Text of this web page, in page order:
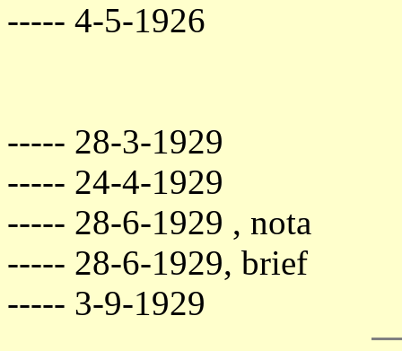
----- 4-5-1926
----- 28-3-1929
----- 24-4-1929
----- 28-6-1929 , nota
----- 28-6-1929, brief
----- 3-9-1929